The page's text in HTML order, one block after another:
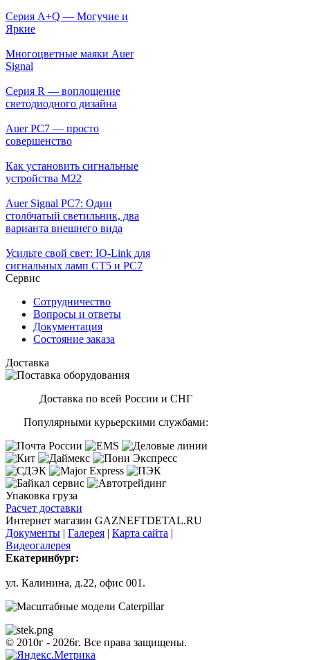
Серия A+Q — Могучие и
Яркие
Многоцветные маяки Auer
Signal
Серия R — воплощение
светодиодного дизайна
Auer PC7 — просто
совершенство
Как установить сигнальные
устройства М22
Auer Signal PC7: Один
столбчатый светильник, два
варианта внешнего вида
Усильте свой свет: IO-Link для
сигнальных ламп CT5 и PC7
Сервис
Сотрудничество
Вопросы и ответы
Документация
Состояние заказа
Доставка
Доставка по всей России и СНГ
Популярными курьерскими службами:
Упаковка груза
Расчет доставки
Интернет магазин GAZNEFTDETAL.RU
Документы | Галерея | Карта сайта |
Видеогалерея
Екатеринбург:
ул. Калинина, д.22, офис 001.
© 2010г - 2026г. Все права защищены.